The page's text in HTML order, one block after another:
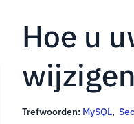
Hoe u
Trefwoorden: MySQL,